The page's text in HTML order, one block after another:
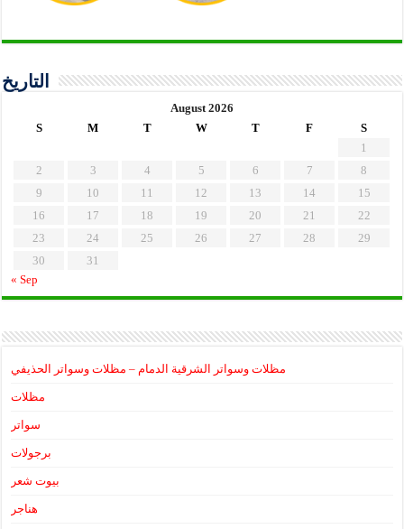
التاريخ
August 2026
S
M T W T F
S
1
2
3 4 5 6 7
8
9
10 11 12 13 14
15
16
17 18 19 20 21
22
23
24 25 26 27 28
29
30
31
« Sep
مظلات وسواتر الشرقية الدمام – مظلات وسواتر الحذيفي
مظلات
سواتر
برجولات
بيوت شعر
هناجر